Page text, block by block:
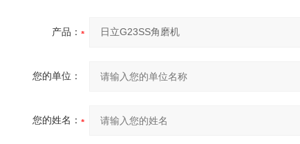
产品：
您的单位：
您的姓名：